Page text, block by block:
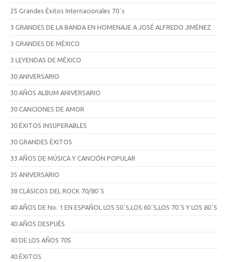
25 Grandes Éxitos Internacionales 70´s
3 GRANDES DE LA BANDA EN HOMENAJE A JOSÉ ALFREDO JIMÉNEZ
3 GRANDES DE MÉXICO
3 LEYENDAS DE MÉXICO
30 ANIVERSARIO
30 AÑOS ALBUM ANIVERSARIO
30 CANCIONES DE AMOR
30 ÉXITOS INSUPERABLES
30 GRANDES ÉXITOS
33 AÑOS DE MÚSICA Y CANCIÓN POPULAR
35 ANIVERSARIO
38 CLÁSICOS DEL ROCK 70/80´S
40 AÑOS DE No. 1 EN ESPAÑOL LOS 50´S,LOS 60´S,LOS 70´S Y LOS 80´S
40 AÑOS DESPUÉS
40 DE LOS AÑOS 70S
40 ÉXITOS